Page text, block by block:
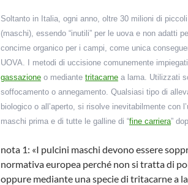
Soltanto in Italia, ogni anno, oltre 30 milioni di
(maschi), essendo “inutili” per le uova e non adatti
concime organico per i campi, come unica
UOVA. I metodi di uccisione comunemente
gassazione o mediante tritacarne a lama. Utilizzati
soffocamento o annegamento. Qualsiasi tipo di
biologico o all’aperto, si risolve inevitabilmente con
maschi prima e di tutte le galline di “fine carriera”
nota 1: «I pulcini maschi devono essere
normativa europea perché non si tratta di
oppure mediante una specie di tritacarne a